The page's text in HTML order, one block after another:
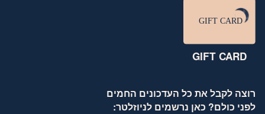
רוצה לקבל את כל העדכונים החמים
לפני כולם? כאן נרשמים לניוזלטר:
GIFT CARD